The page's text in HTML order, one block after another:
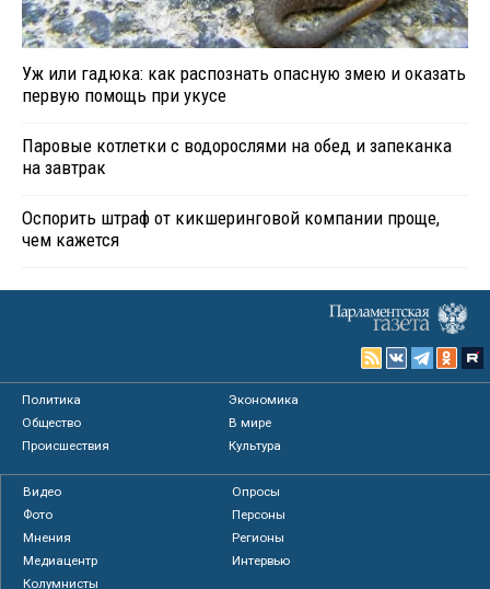
Уж или гадюка: как распознать опасную змею и оказать
первую помощь при укусе
Паровые котлетки с водорослями на обед и запеканка
на завтрак
Оспорить штраф от кикшеринговой компании проще,
чем кажется
Политика
Экономика
Общество
В мире
Происшествия
Культура
Видео
Опросы
Фото
Персоны
Мнения
Регионы
Медиацентр
Интервью
Колумнисты